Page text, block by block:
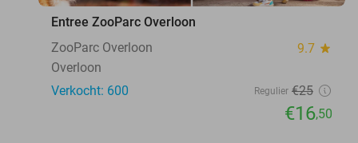
Entree ZooParc Overloon
ZooParc Overloon
9.7 star
Overloon
Verkocht: 600
Regulier €25
€16,50